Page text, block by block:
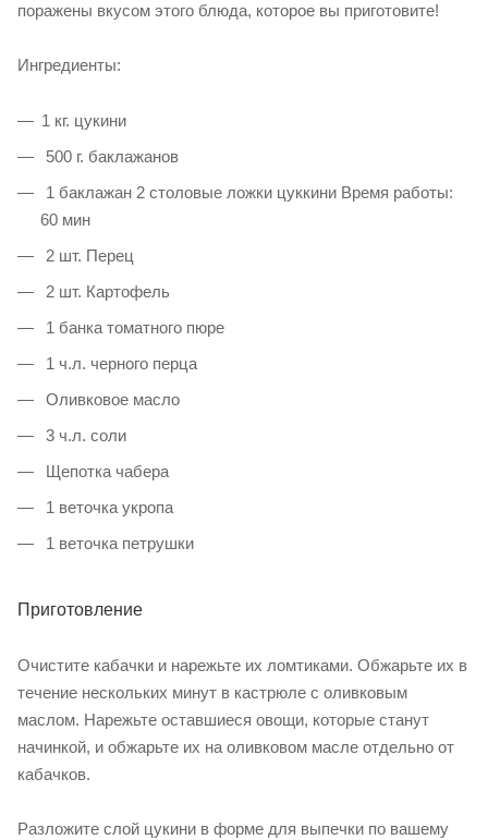
поражены вкусом этого блюда, которое вы приготовите!
Ингредиенты:
1 кг. цукини
500 г. баклажанов
1 баклажан 2 столовые ложки цуккини Время работы:
60 мин
2 шт. Перец
2 шт. Картофель
1 банка томатного пюре
1 ч.л. черного перца
Оливковое масло
3 ч.л. соли
Щепотка чабера
1 веточка укропа
1 веточка петрушки
Приготовление
Очистите кабачки и нарежьте их ломтиками. Обжарьте их в
течение нескольких минут в кастрюле с оливковым
маслом. Нарежьте оставшиеся овощи, которые станут
начинкой, и обжарьте их на оливковом масле отдельно от
кабачков.
Разложите слой цукини в форме для выпечки по вашему